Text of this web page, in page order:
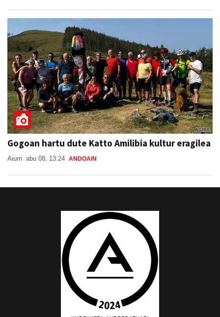
Gogoan hartu dute Katto Amilibia kultur eragilea
Aiurri abu 08, 13:24 ANDOAIN